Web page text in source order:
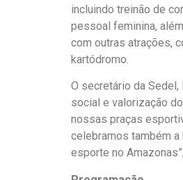
incluindo treinão de
pessoal feminina,
com outras atrações,
kartódromo.
O secretário da
social e valorização
nossas praças
celebramos também
esporte no